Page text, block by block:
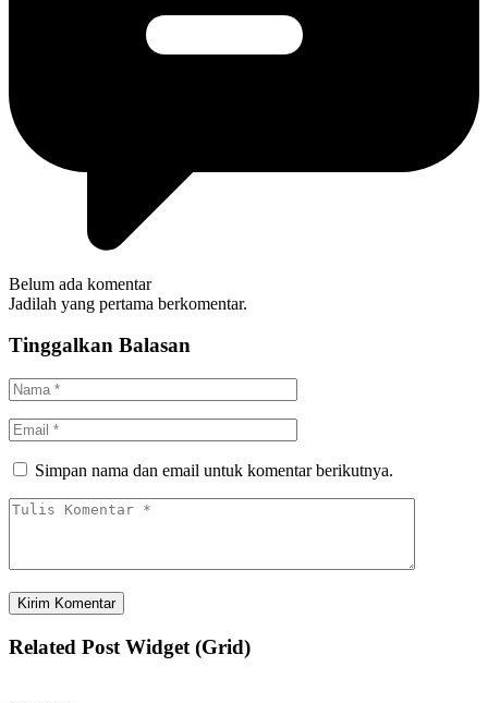
Belum ada komentar
Jadilah yang pertama berkomentar.
Tinggalkan Balasan
Simpan nama dan email untuk komentar berikutnya.
Related Post Widget (Grid)